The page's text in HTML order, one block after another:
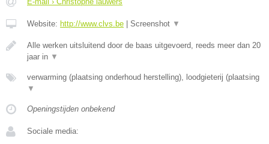
Website: http://www.clvs.be Screenshot ▼
Alle werken uitsluitend door de baas uitgevoerd, reeds meer dan 20
jaar in ▼
verwarming (plaatsing onderhoud herstelling), loodgieterij (plaatsing
▼
Openingstijden onbekend
Sociale media: